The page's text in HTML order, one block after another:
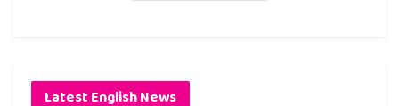
Latest English News